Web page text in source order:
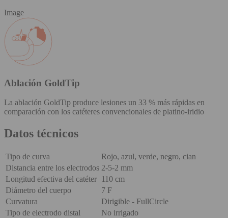
Image
Ablación GoldTip
La ablación GoldTip produce lesiones un 33 % más rápidas en
comparación con los catéteres convencionales de platino-iridio
Datos técnicos
Tipo de curva
Rojo, azul, verde, negro, cian
Distancia entre los electrodos 2-5-2 mm
Longitud efectiva del catéter
110 cm
Diámetro del cuerpo
7 F
Curvatura
Dirigible - FullCircle
Tipo de electrodo distal
No irrigado